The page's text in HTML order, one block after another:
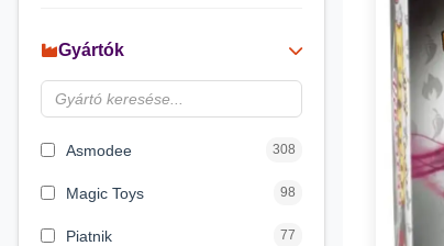
Gyártók
Asmodee 308
Magic Toys 98
Piatnik 77